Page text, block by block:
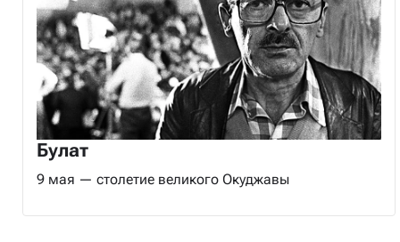
Булат
9 мая — столетие великого Окуджавы